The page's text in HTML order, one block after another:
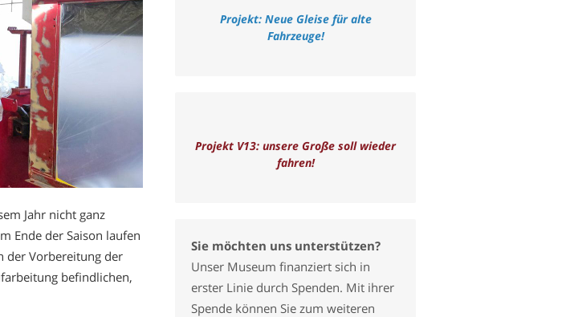
Jahr nicht ganz
Ende der Saison laufen
der Vorbereitung der
befindlichen,
Projekt: Neue Gleise für alte
Fahrzeuge!
Projekt V13: unsere Große soll wieder
fahren!
Sie möchten uns unterstützen?
Unser Museum finanziert sich in
erster Linie durch Spenden. Mit ihrer
Spende können Sie zum weiteren